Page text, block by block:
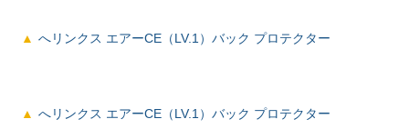
へリンクス エアーCE（LV.1）バック プロテクター
へリンクス エアーCE（LV.1）バック プロテクター